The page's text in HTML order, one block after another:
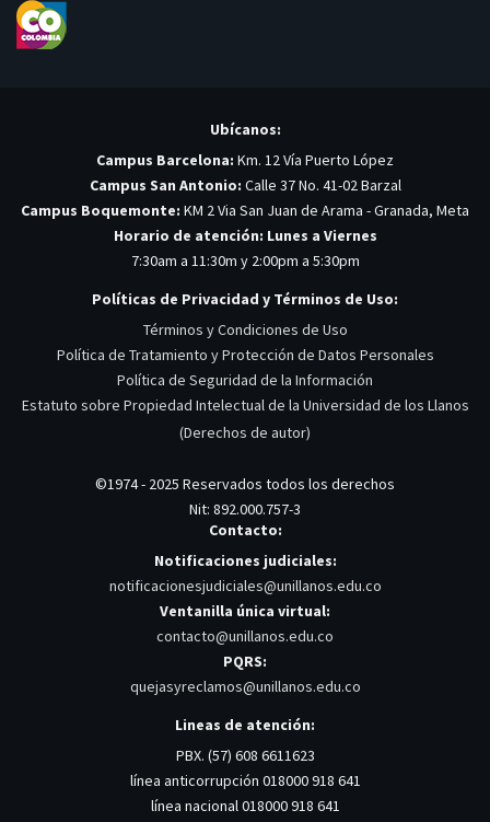
Ubícanos:
Campus Barcelona: Km. 12 Vía Puerto López
Campus San Antonio: Calle 37 No. 41-02 Barzal
Campus Boquemonte: KM 2 Via San Juan de Arama - Granada, Meta
Horario de atención: Lunes a Viernes
7:30am a 11:30m y 2:00pm a 5:30pm
Políticas de Privacidad y Términos de Uso:
Términos y Condiciones de Uso
Política de Tratamiento y Protección de Datos Personales
Política de Seguridad de la Información
Estatuto sobre Propiedad Intelectual de la Universidad de los Llanos
(Derechos de autor)
©1974 - 2025 Reservados todos los derechos
Nit: 892.000.757-3
Contacto:
Notificaciones judiciales:
notificacionesjudiciales@unillanos.edu.co
Ventanilla única virtual:
contacto@unillanos.edu.co
PQRS:
quejasyreclamos@unillanos.edu.co
Lineas de atención:
PBX. (57) 608 6611623
línea anticorrupción 018000 918 641
línea nacional 018000 918 641